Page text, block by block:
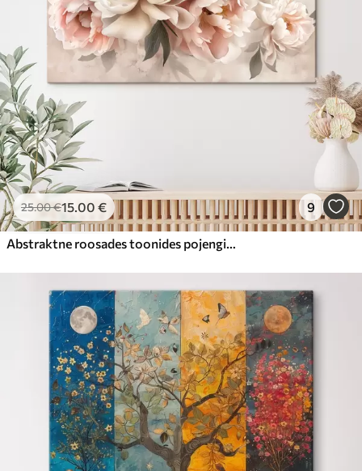
25.00€15.00 € 9
Abstraktne roosades toonides pojengide kimp